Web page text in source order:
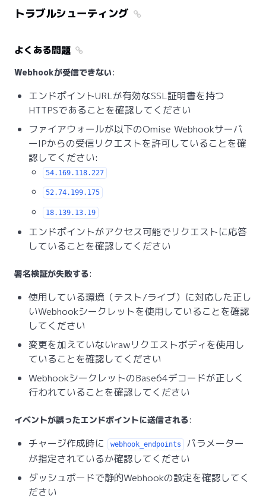
トラブルシューティング
よくある問題
Webhookが受信できない :
エンドポイントURLが有効なSSL証明書を持つ
HTTPSであることを確認してください
ファイアウォールが以下のOmise Webhookサーバ
ーIPからの受信リクエストを許可していることを確
認してください:
54.169.118.227
52.74.199.175
18.139.13.19
エンドポイントがアクセス可能でリクエストに応答
していることを確認してください
署名検証が失敗する:
使用している環境（テスト/ライブ）に対応した正し
いWebhookシークレットを使用していることを確認
してください
変更を加えていないrawリクエストボディを使用し
ていることを確認してください
WebhookシークレットのBase64デコードが正しく
行われていることを確認してください
イベントが誤ったエンドポイントに送信される:
チャージ作成時に webhook_endpoints
パラメーター
が指定されているか確認してください
ダッシュボードで静的Webhookの設定を確認してく
ださい